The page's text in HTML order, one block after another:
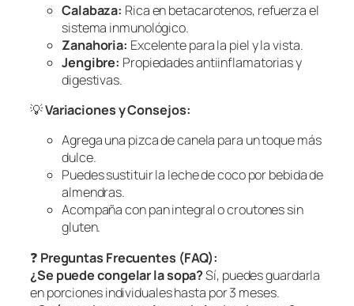
Calabaza: Rica en betacarotenos, refuerza el
sistema inmunológico.
Zanahoria: Excelente para la piel y la vista.
Jengibre: Propiedades antiinflamatorias y
digestivas.
💡Variaciones y Consejos:
Agrega una pizca de canela para un toque más
dulce.
Puedes sustituir la leche de coco por bebida de
almendras.
Acompaña con pan integral o croutones sin
gluten.
❓ Preguntas Frecuentes (FAQ):
¿Se puede congelar la sopa?Sí, puedes guardarla
en porciones individuales hasta por 3 meses.